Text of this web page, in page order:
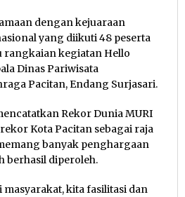
dengan kejuaraan
yang diikuti 48 peserta
rangkaian kegiatan Hello
Dinas Pariwisata
Pacitan, Endang Surjasari.
Rekor Dunia MURI
Kota Pacitan sebagai raja
banyak penghargaan
berhasil diperoleh.
kita fasilitasi dan